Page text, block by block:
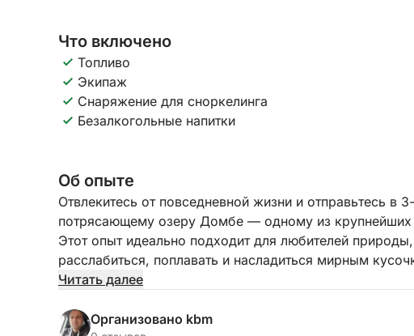
Что включено
Топливо
Экипаж
Снаряжение для сноркелинга
Безалкогольные напитки
Об опыте
Отвлекитесь от повседневной жизни и отправьтесь в
потрясающему озеру Домбе — одному из
Этот опыт идеально подходит для любителей
расслабиться, поплавать и насладиться мирным
водам озера Домбе. Вас окружают только ветер и
Читать далее
Организовано kbm